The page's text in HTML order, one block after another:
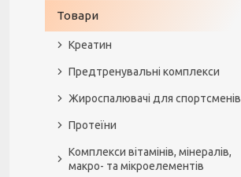
Товари
Креатин
Предтренувальні комплекси
Жироспалювачі для спортсменів
Протеїни
Комплекси вітамінів, мінералів,
макро- та мікроелементів